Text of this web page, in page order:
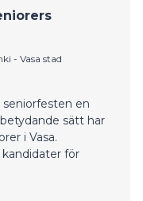
- Vasa stad
seniorfesten en
sätt har
i Vasa.
för